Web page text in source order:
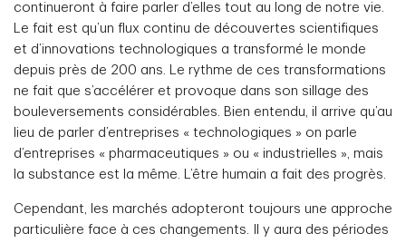
continueront à faire parler d’elles tout au long de notre vie.
Le fait est qu’un flux continu de découvertes scientifiques
et d’innovations technologiques a transformé le monde
depuis près de 200 ans. Le rythme de ces transformations
ne fait que s’accélérer et provoque dans son sillage des
bouleversements considérables. Bien entendu, il arrive qu’au
lieu de parler d’entreprises « technologiques » on parle
d’entreprises « pharmaceutiques » ou « industrielles », mais
la substance est la même. L’être humain a fait des progrès.
Cependant, les marchés adopteront toujours une approche
particulière face à ces changements. Il y aura des périodes